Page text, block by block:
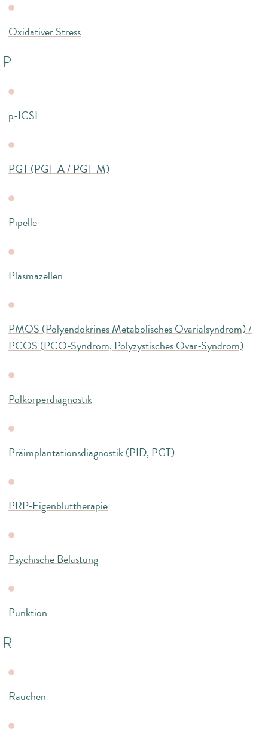
Oxidativer Stress
P
p-ICSI
PGT (PGT-A / PGT-M)
Pipelle
Plasmazellen
PMOS (Polyendokrines Metabolisches Ovarialsyndrom) /
PCOS (PCO-Syndrom, Polyzystisches Ovar-Syndrom)
Polkörperdiagnostik
Präimplantationsdiagnostik (PID, PGT)
PRP-Eigenbluttherapie
Psychische Belastung
Punktion
R
Rauchen